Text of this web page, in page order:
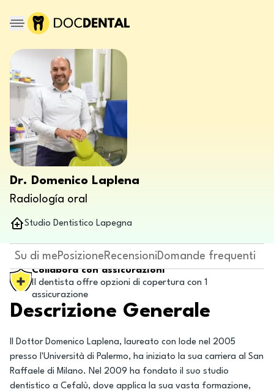
Dr. Domenico Laplena
Radiología oral
Studio Dentistico Lapegna
Su di mePosizioneRecensioniDomande frequenti
Collabora con assicurazioni
Il dentista offre opzioni di copertura con 1
assicurazione
Descrizione Generale
Il Dottor Domenico Laplena, laureato con lode nel 2005
presso l'Università di Palermo, ha iniziato la sua carriera al San
Raffaele di Milano. Nel 2009 ha fondato il suo studio
dentistico a Cefalù, dove applica la sua vasta formazione,